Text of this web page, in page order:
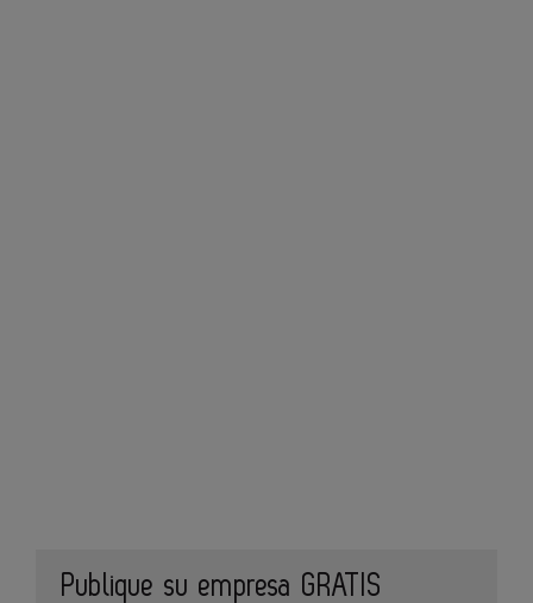
Publique su empresa GRATIS